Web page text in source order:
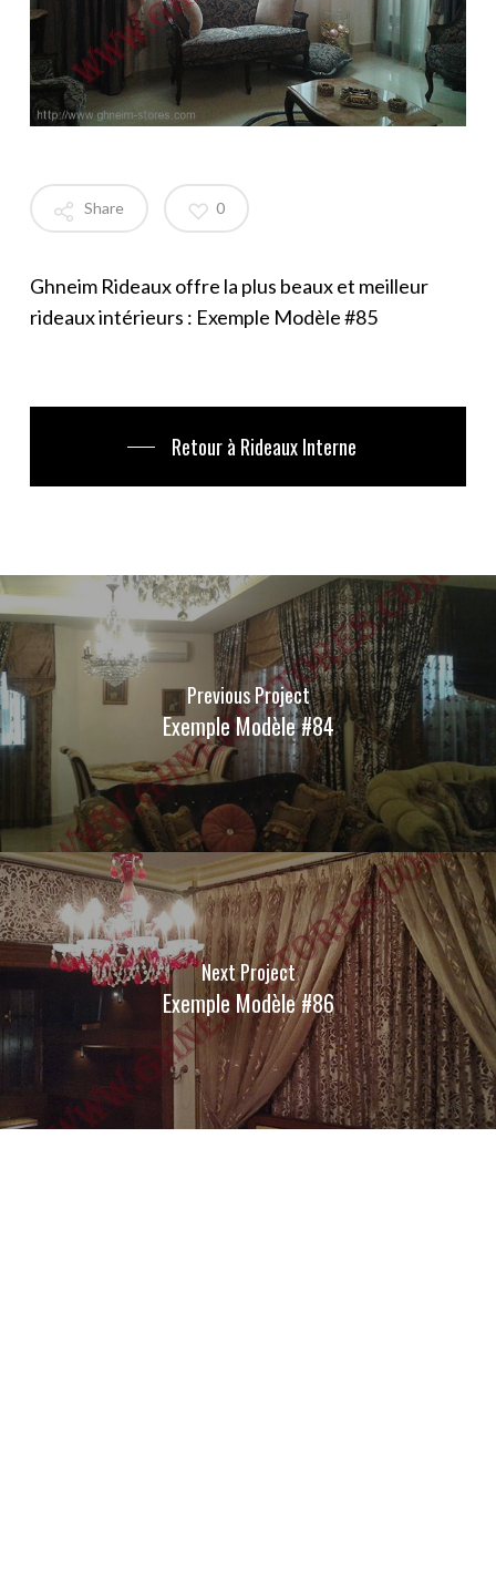
Share 0
Ghneim Rideaux offre la plus beaux et meilleur
rideaux intérieurs : Exemple Modèle #85
Retour à Rideaux Interne
Previous Project
Exemple Modèle #84
Next Project
Exemple Modèle #86